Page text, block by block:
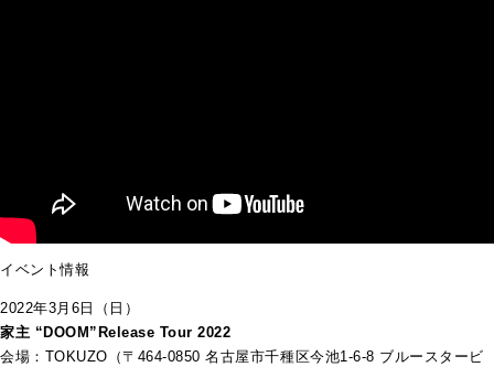
イベント情報
2022年3月6日（日）
家主 “DOOM”Release Tour 2022
会場：TOKUZO（〒464-0850 名古屋市千種区今池1-6-8 ブルースタービ